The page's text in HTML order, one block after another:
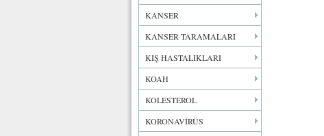
KANSER
KANSER TARAMALARI
KIŞ HASTALIKLARI
KOAH
KOLESTEROL
KORONAVİRÜS